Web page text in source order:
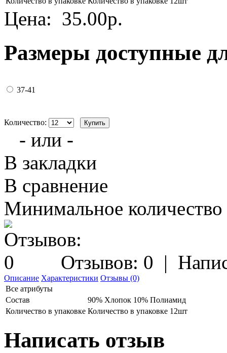
Цена: 35.00р.
Размеры доступные
37-41
Количество:
- или -
В закладки
В сравнение
Минимальное количество
Отзывов: 0 |
Описание Характеристики Отзывы (0)
Все атрибуты
Состав
90% Хлопок 10% Полиамид
Количество в упаковке Количество в упаковке 12шт
Написать отзыв